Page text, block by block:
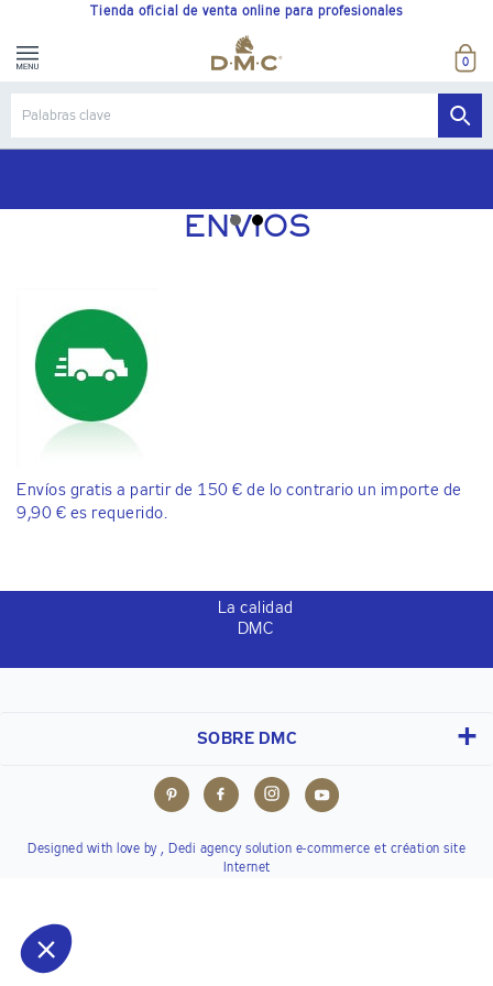
Tienda oficial de venta online para profesionales
0
ENVIOS
Envíos gratis a partir de 150 € de lo contrario un importe de
9,90 € es requerido.
La calidad
DMC
SOBRE DMC
Designed with love by , Dedi agencysolution e-commerce et création site
Internet